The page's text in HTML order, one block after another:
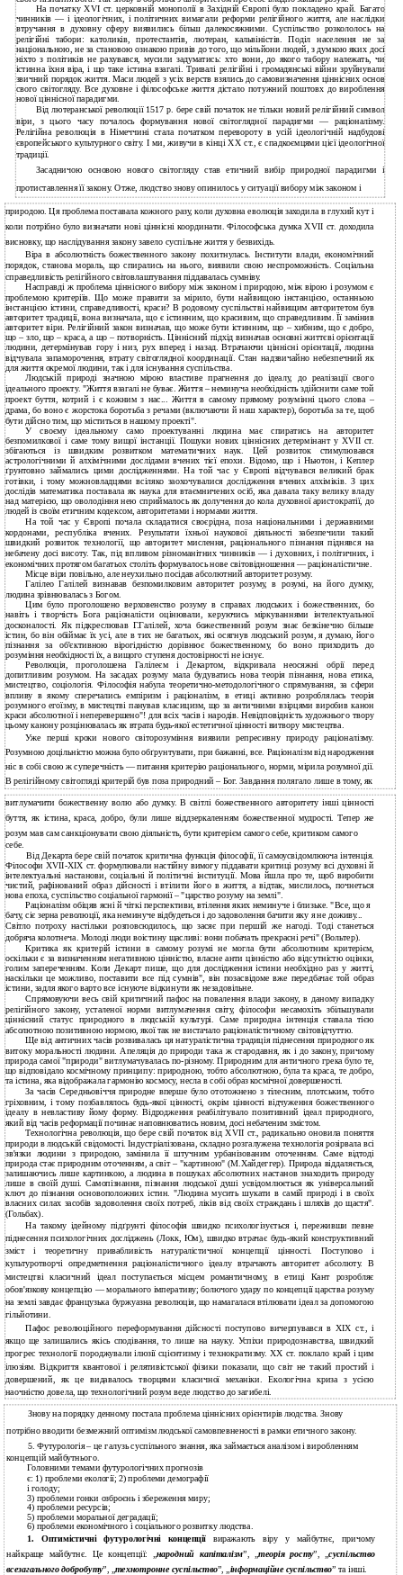
На початку XVI ст. церковній монополії в Західній Європі було покладено край. Багато
чинників — і ідеологічних, і політичних вимагали реформи релігійного життя, але наслідки
втручання в духовну сферу виявились більш далекосяжними. Суспільство розкололось на
релігійні табори: католиків, протестантів, лютеран, кальвіністів. Поділ населення не за
національною, не за становою ознакою привів до того, що мільйони людей, з думкою яких досі
ніхто з політиків не рахувався, мусили задуматись: хто вони, до якого табору належать, чи
істинна їхня віра, і що таке істина взагалі. Тривалі релігійні і громадянські війни зруйнували
звичний порядок життя. Маси людей з усіх верств взялись до самовизначення ціннісних основ
свого світогляду. Все духовне і філософське життя дістало потужний поштовх до вироблення
нової ціннісної парадигми.
Від лютеранської революції 1517 p. бере свій початок не тільки новий релігійний символ
віри, з цього часу почалось формування нової світоглядної парадигми — раціоналізму.
Релігійна революція в Німеччині стала початком перевороту в усій ідеологічній надбудові
європейського культурного світу. І ми, живучи в кінці XX ст., є спадкоємцями цієї ідеологічної
традиції.
Засадничою основою нового світогляду став етичний вибір природної парадигми і
протиставлення її закону. Отже, людство знову опинилось у ситуації вибору між законом і
природою. Ця проблема поставала кожного разу, коли духовна еволюція заходила в глухий кут і
коли потрібно було визначати нові ціннісні координати. Філософська думка XVII ст. доходила
висновку, що наслідування закону завело суспільне життя у безвихідь.
Віра в абсолютність божественного закону похитнулась. Інститути влади, економічний
порядок, станова мораль, що спирались на нього, виявили свою неспроможність. Соціальна
справедливість релігійного світовлаштування піддавалась сумніву.
Насправді ж проблема ціннісного вибору між законом і природою, між вірою і розумом є
проблемою критеріїв. Що може правити за мірило, бути найвищою інстанцією, останньою
інстанцією істини, справедливості, краси? В родовому суспільстві найвищим авторитетом був
авторитет традиції, вона визначала, що є істинним, що красивим, що справедливим. Її замінив
авторитет віри. Релігійний закон визначав, що може бути істинним, що – хибним, що є добро,
що – зло, що – краса, а що – потворність. Ціннісний підхід визначав основні життєві орієнтації
людини, детермінував гору і низ, рух вперед і назад. Втрачаючи ціннісні орієнтації, людина
відчувала запаморочення, втрату світоглядної координації. Стан надзвичайно небезпечний як
для життя окремої людини, так і для існування суспільства.
Людській природі значною мірою властиве прагнення до ідеалу, до реалізації свого
ідеального проекту. "Життя взагалі не буває. Життя – неминуча необхідність здійснити саме той
проект буття, котрий і є кожним з нас... Життя в самому прямому розумінні цього слова –
драма, бо воно є жорстока боротьба з речами (включаючи й наш характер), боротьба за те, щоб
бути дійсно тим, що міститься в нашому проекті".
У своєму ідеальному само проектуванні людина має спиратись на авторитет
безпомилкової і саме тому вищої інстанції. Пошуки нових ціннісних детермінант у XVII ст.
збігаються із швидким розвитком математичних наук. Цей розвиток стимулювався
астрологічними й алхімічними дослідами вчених тієї епохи. Відомо, що і Ньютон, і Кеплер
ґрунтовно займались цими дослідженнями. На той час у Європі відчувався великий брак
готівки, і тому можновладцями всіляко заохочувалися дослідження вчених алхіміків. З цих
дослідів математика поставала як наука для втаємничених осіб, яка давала таку велику владу
над матерією, що оволодіння нею сприймалось як долучення до кола духовної аристократії, до
людей із своїм етичним кодексом, авторитетами і нормами життя.
На той час у Європі почала складатися своєрідна, поза національними і державними
кордонами, республіка вчених. Результати їхньої наукової діяльності забезпечили такий
швидкий розвиток технології, що авторитет мислення, раціонального пізнання піднявся на
небачену досі висоту. Так, під впливом різноманітних чинників — і духовних, і політичних, і
економічних протягом багатьох століть формувалось нове світовідношення — раціоналістичне.
Місце віри повільно, але неухильно посідав абсолютний авторитет розуму.
Галілео Галілей визнавав безпомилковим авторитет розуму, в розумі, на його думку,
людина зрівнювалась з Богом.
Цим було проголошено верховенство розуму в справах людських і божественних, бо
навіть і творчість Бога раціоналісти оцінювали, керуючись міркуваннями інтелектуальної
досконалості. Як підкреслював Г.Галілей, хоча божественний розум знає безкінечно більше
істин, бо він обіймає їх усі, але в тих не багатьох, які осягнув людський розум, я думаю, його
пізнання за об'єктивною вірогідністю дорівнює божественному, бо воно приходить до
розуміння необхідності їх, а вищого ступеня достовірності не існує.
Революція, проголошена Галілеєм і Декартом, відкривала неосяжні обрії перед
допитливим розумом. На засадах розуму мала будуватись нова теорія пізнання, нова етика,
мистецтво, соціологія. Філософія набула теоретично-методологічного спрямування, за сфери
впливу в якому сперечались емпіризм і раціоналізм, в етиці активно розроблялась теорія
розумного егоїзму, в мистецтві панував класицизм, що за античними взірцями виробив канон
краси абсолютної і неперевершено"! для всіх часів і народів. Невідповідність художнього твору
цьому канону розцінювалась як втрата будь-якої естетичної цінності витвору мистецтва.
Уже перші кроки нового світорозуміння виявили репресивну природу раціоналізму.
Розумною доцільністю можна було обґрунтувати, при бажанні, все. Раціоналізм від народження
ніс в собі свою ж суперечність — питання критерію раціонального, норми, мірила розумної дії.
В релігійному світогляді критерій був поза природний – Бог. Завдання полягало лише в тому, як
витлумачити божественну волю або думку. В світлі божественного авторитету інші цінності
буття, як істина, краса, добро, були лише віддзеркаленням божественної мудрості. Тепер же
розум мав сам санкціонувати свою діяльність, бути критерієм самого себе, критиком самого
себе.
Від Декарта бере свій початок критична функція філософії, її самоусвідомлююча інтенція.
Філософи XVII-XIX ст. формулювали настійну вимогу піддавати критиці розуму всі духовні й
інтелектуальні настанови, соціальні й політичні інституції. Мова йшла про те, щоб виробити
чистий, рафінований образ дійсності і втілити його в життя, а відтак, мислилось, почнеться
нова епоха, суспільство соціальної гармонії – "царство розуму на землі".
Раціоналізм обіцяв ясні й чіткі перспективи, втілення яких неминуче і близьке. "Все, що я
бачу, сіє зерна революції, яка неминуче відбудеться і до задоволення бачити яку я не доживу...
Світло потроху настільки розповсюдилось, що засяє при першій же нагоді. Тоді станеться
добряча колотнеча. Молоді люди воістину щасливі: вони побачать прекрасні речі" (Вольтер).
Критика як критерій істини в самому розумі не могла бути абсолютним критерієм,
оскільки є за визначенням негативною цінністю, власне анти цінністю або відсутністю оцінки,
голим запереченням. Коли Декарт пише, що для дослідження істини необхідно раз у житті,
наскільки це можливо, поставити все під сумнів", він позасвідоме вже передбачає той образ
істини, задля якого варто все існуюче відкинути як незадовільне.
Спрямовуючи весь свій критичний пафос на повалення влади закону, в даному випадку
релігійного закону, усталеної норми витлумачення світу, філософи несамохіть збільшували
ціннісний статус природного в людській культурі. Саме природна інтенція ставала тією
абсолютною позитивною нормою, якої так не вистачало раціоналістичному світовідчуттю.
Ще від античних часів розвивалась ця натуралістична традиція піднесення природного як
витоку моральності людини. Апеляція до природи така ж стародавня, як і до закону, причому
природа самої "природи" витлумачувалась по-різному. Природним для античного грека було те,
що відповідало космічному принципу: природною, тобто абсолютною, була та краса, те добро,
та істина, яка відображала гармонію космосу, несла в собі образ космічної довершеності.
За часів Середньовіччя природне вперше було ототожнено з тілесним, плотським, тобто
гріховним, і тому позбавлялось будь-якої цінності, окрім цінності відчуження божественного
ідеалу в невластиву йому форму. Відродження реабілітувало позитивний ідеал природного,
який від часів реформації починає наповнюватись новим, досі небаченим змістом.
Технологічна революція, що бере свій початок від XVII ст., радикально оновила поняття
природи в людській свідомості. Індустріалізована, складно розгалужена технологія розірвала всі
зв'язки людини з природою, замінила її штучним урбанізованим оточенням. Саме відтоді
природа стає природним оточенням, а світ – "картиною" (М.Хайдеггер). Природа віддаляється,
залишаючись лише картинкою, а людина в пошуках абсолютних настанов знаходить природу
лише в своїй душі. Самопізнання, пізнання людської душі усвідомлюється як універсальний
ключ до пізнання основоположних істин. "Людина мусить шукати в самій природі і в своїх
власних силах засобів задоволення своїх потреб, ліків від своїх страждань і шляхів до щастя".
(Гольбах).
На такому ідейному підґрунті філософія швидко психологізується і, переживши певне
піднесення психологічних досліджень (Локк, Юм), швидко втрачає будь-який конструктивний
зміст і теоретичну привабливість натуралістичної концепції цінності. Поступово і
культуротворчі опредметнення раціоналістичного ідеалу втрачають авторитет абсолюту. В
мистецтві класичний ідеал поступається місцем романтичному, в етиці Кант розробляє
обов'язкову концепцію — морального імперативу; болючого удару по концепції царства розуму
на землі завдає французька буржуазна революція, що намагалася втілювати ідеал за допомогою
гільйотини.
Пафос революційного переформування дійсності поступово вичерпувався в XIX ст., і
якщо ще залишались якісь сподівання, то лише на науку. Успіхи природознавства, швидкий
прогрес технології породжували ілюзії сцієнтизму і технократизму. XX ст. поклало край і цим
ілюзіям. Відкриття квантової і релятивістської фізики показали, що світ не такий простий і
довершений, як це видавалось творцями класичної механіки. Екологічна криза з усією
наочністю довела, що технологічний розум веде людство до загибелі.
Знову на порядку денному постала проблема ціннісних орієнтирів людства. Знову
потрібно вводити безмежний оптимізм людської самовпевненості в рамки етичного закону.
5. Футурологія – це галузь суспільного знання, яка займається аналізом і виробленням
концепцій майбутнього.
Головними темами футурологічних прогнозів
є: 1) проблеми екології; 2) проблеми демографії
і голоду;
3) проблеми гонки озброєнь і збереження миру;
4) проблеми ресурсів;
5) проблеми моральної деградації;
6) проблеми економічного і соціального розвитку людства.
1.
Оптимістичні футурологічні концепції виражають віру у майбутнє, причому
найкраще майбутнє. Це концепції: „ народний капіталізм”, „теорія росту”, „суспільство
всезагального добробуту”, „ технотронне суспільство”, „ інформаційне суспільство” та інші.